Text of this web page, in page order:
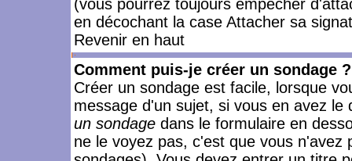
(vous pourrez toujours empêcher
en décochant la case Attacher sa
Revenir en haut
Comment puis-je créer un sondage ?
Créer un sondage est facile, lorsque
message d'un sujet, si vous en avez
un sondage dans le formulaire en
ne le voyez pas, c'est que vous